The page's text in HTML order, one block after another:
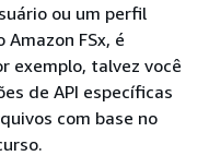
ou um perfil
FSx, é
exemplo, talvez você
de API específicas
com base no